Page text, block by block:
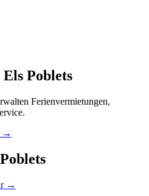
Poblets
Ferienvermietungen,
→
→